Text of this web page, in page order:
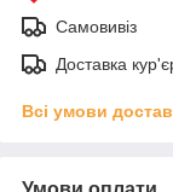
Самовивіз
Доставка
Всі умови